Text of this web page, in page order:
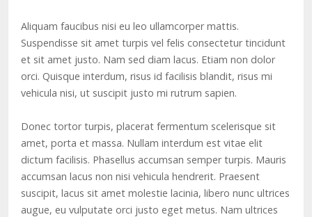
Aliquam faucibus nisi eu leo ullamcorper mattis.
Suspendisse sit amet turpis vel felis consectetur tincidunt
et sit amet justo. Nam sed diam lacus. Etiam non dolor
orci. Quisque interdum, risus id facilisis blandit, risus mi
vehicula nisi, ut suscipit justo mi rutrum sapien.
Donec tortor turpis, placerat fermentum scelerisque sit
amet, porta et massa. Nullam interdum est vitae elit
dictum facilisis. Phasellus accumsan semper turpis. Mauris
accumsan lacus non nisi vehicula hendrerit. Praesent
suscipit, lacus sit amet molestie lacinia, libero nunc ultrices
augue, eu vulputate orci justo eget metus. Nam ultrices